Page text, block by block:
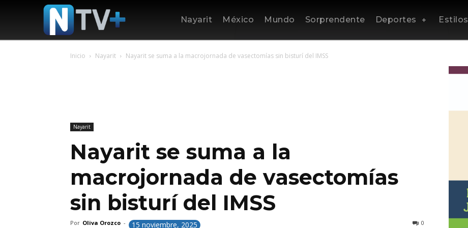
Nayarit México Mundo Sorprendente Deportes Estilos
Inicio Nayarit Nayarit se suma a la macrojornada de vasectomías sin bisturí del IMSS
Nayarit
Nayarit se suma a la
macrojornada de vasectomías
sin bisturí del IMSS
Por Oliva Orozco - 15 noviembre, 2025 0